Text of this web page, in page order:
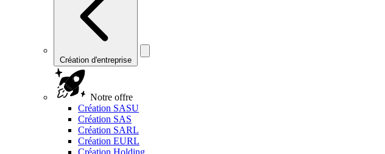
Création d'entreprise
Notre offre
Création SASU
Création SAS
Création SARL
Création EURL